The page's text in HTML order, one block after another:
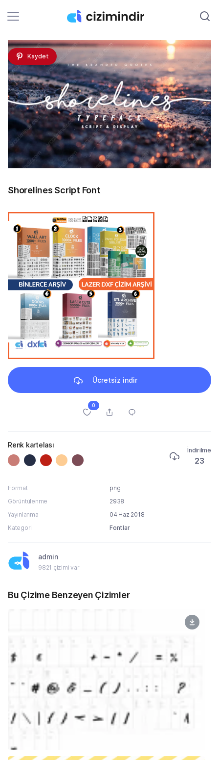
Kaydet
Shorelines Script Font
Ücretsiz indir
0
Renk kartelası
İndirilme
23
Format
png
Görüntülenme
2938
Yayınlanma
04 Haz 2018
Kategori
Fontlar
admin
9821 çizimi var
Bu Çizime Benzeyen Çizimler